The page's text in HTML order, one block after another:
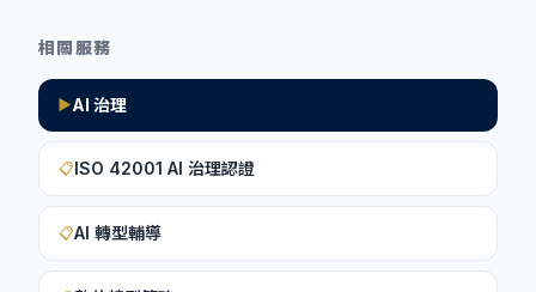
相關服務
▶AI 治理
📋ISO 42001 AI 治理認證
📋AI 轉型輔導